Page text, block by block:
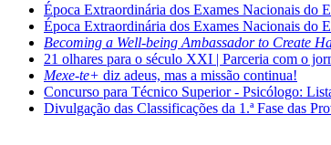
Época Extraordinária dos Exames Nacionais do
Época Extraordinária dos Exames Nacionais do
Becoming a Well-being Ambassador to Create
21 olhares para o século XXI | Parceria com o
Mexe-te+ diz adeus, mas a missão continua!
Concurso para Técnico Superior - Psicólogo:
Divulgação das Classificações da 1.ª Fase das